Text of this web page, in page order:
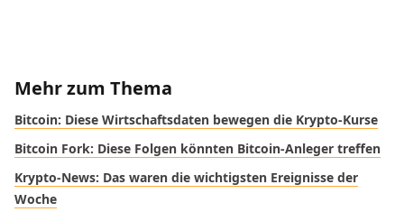
Mehr zum Thema
Bitcoin: Diese Wirtschaftsdaten bewegen die Krypto-Kurse
Bitcoin Fork: Diese Folgen könnten Bitcoin-Anleger treffen
Krypto-News: Das waren die wichtigsten Ereignisse der
Woche